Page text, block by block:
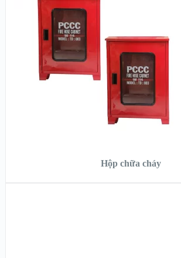
XEM CHI TIẾT
Hộp chữa cháy